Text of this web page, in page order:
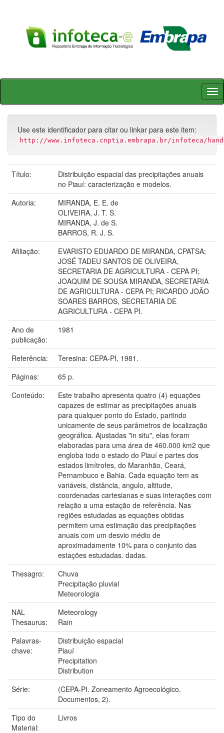
Skip
Use este identificador para citar ou linkar para este item:
http://www.infoteca.cnptia.embrapa.br/infoteca/
Título:
Distribuição espacial das precipitações anuais
no Piauí: caracterização e modelos.
Autoria:
MIRANDA, E. E. de
OLIVEIRA, J. T. S.
MIRANDA, J. de S.
BARROS, R. J. S.
Afiliação:
EVARISTO EDUARDO DE MIRANDA, CPATSA;
JOSÉ TADEU SANTOS DE OLIVEIRA,
SECRETARIA DE AGRICULTURA - CEPA PI;
JOAQUIM DE SOUSA MIRANDA, SECRETARIA
DE AGRICULTURA - CEPA PI; RICARDO JOÃO
SOARES BARROS, SECRETARIA DE
AGRICULTURA - CEPA PI.
Ano de
publicação:
1981
Referência:
Teresina: CEPA-PI, 1981.
Páginas:
65 p.
Conteúdo:
Este trabalho apresenta quatro (4) equações
capazes de estimar as precipitações anuais
para qualquer ponto do Estado, partindo
unicamente de seus parâmetros de localização
geográfica. Ajustadas "in situ", elas foram
elaboradas para uma área de 460.000 km2 que
engloba todo o estado do Piauí e partes dos
estados limítrofes, do Maranhão, Ceará,
Pernambuco e Bahia. Cada equação tem as
variáveis, distância, angulo, altitude,
coordenadas cartesianas e suas interações com
relação a uma estação de referência. Nas
regiões estudadas as equações obtidas
permitem uma estimação das precipitações
anuais com um desvio médio de
aproximadamente 10% para o conjunto das
estações estudadas. dadas.
Thesagro:
Chuva
Precipitação pluvial
Meteorologia
NAL
Thesaurus:
Meteorology
Rain
Palavras-
chave:
Distribuição espacial
Piauí
Precipitation
Distribution
Série:
(CEPA-PI. Zoneamento Agroecológico.
Documentos, 2).
Tipo do
Material:
Livros